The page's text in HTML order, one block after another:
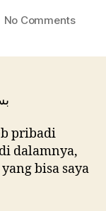
No Commentson
pribadi
dalamnya,
bisa saya